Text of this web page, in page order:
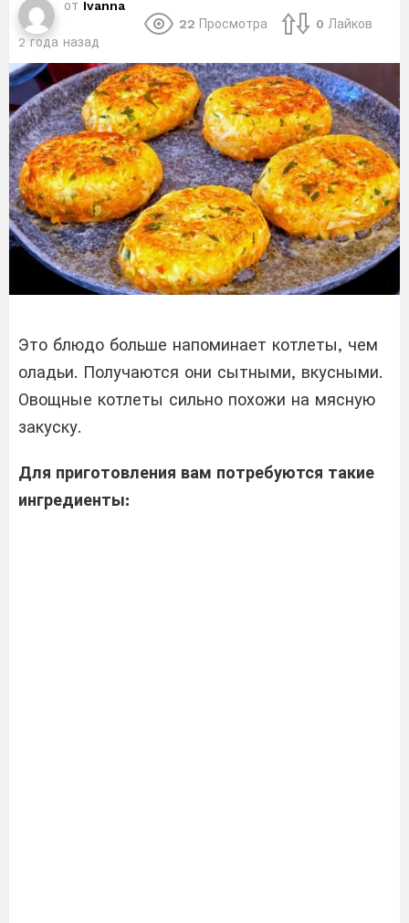
от Ivanna
2 года назад
22 Просмотра 0 Лайков
Это блюдо больше напоминает котлеты, чем
оладьи. Получаются они сытными, вкусными.
Овощные котлеты сильно похожи на мясную
закуску.
Для приготовления вам потребуются такие
ингредиенты: